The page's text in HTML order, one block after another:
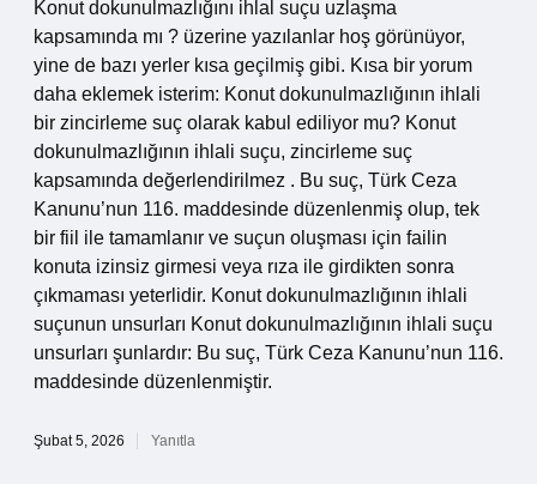
Konut dokunulmazlığını ihlal suçu uzlaşma
kapsamında mı ? üzerine yazılanlar hoş görünüyor,
yine de bazı yerler kısa geçilmiş gibi. Kısa bir yorum
daha eklemek isterim: Konut dokunulmazlığının ihlali
bir zincirleme suç olarak kabul ediliyor mu? Konut
dokunulmazlığının ihlali suçu, zincirleme suç
kapsamında değerlendirilmez . Bu suç, Türk Ceza
Kanunu’nun 116. maddesinde düzenlenmiş olup, tek
bir fiil ile tamamlanır ve suçun oluşması için failin
konuta izinsiz girmesi veya rıza ile girdikten sonra
çıkmaması yeterlidir. Konut dokunulmazlığının ihlali
suçunun unsurları Konut dokunulmazlığının ihlali suçu
unsurları şunlardır: Bu suç, Türk Ceza Kanunu’nun 116.
maddesinde düzenlenmiştir.
Şubat 5, 2026 Yanıtla